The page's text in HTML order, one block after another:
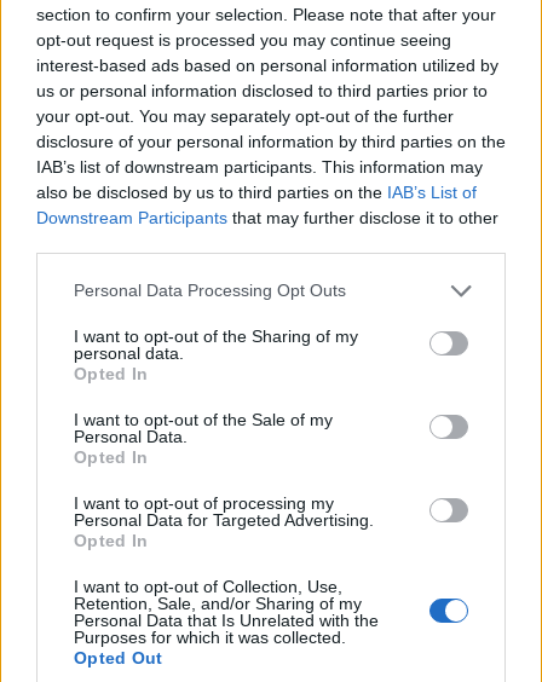
section to confirm your selection. Please note that after your
opt-out request is processed you may continue seeing
interest-based ads based on personal information utilized by
us or personal information disclosed to third parties prior to
your opt-out. You may separately opt-out of the further
disclosure of your personal information by third parties on the
IAB’s list of downstream participants. This information may
also be disclosed by us to third parties on the IAB’s List of
Downstream Participants that may further disclose it to other
Please note that this website/app uses one or more Google
not limited to your visit or usage behaviour. You may click to
grant or deny consent to Google and its third-party tags to
use your data for below specified purposes in below Google
consent section.
Personal Data Processing Opt Outs
I want to opt-out of the Sharing of my
personal data.
Opted In
I want to opt-out of the Sale of my
Personal Data.
Opted In
I want to opt-out of processing my
Personal Data for Targeted Advertising.
Opted In
I want to opt-out of Collection, Use,
Retention, Sale, and/or Sharing of my
Personal Data that Is Unrelated with the
Purposes for which it was collected.
Opted Out
személyre szabott köszöntést/ biztatást/
gratulációt és hasonló videó-üzeneteket. A
Sztárüzenet.hu-t egy amerikai sikersztori
inspirálta, az alapítója, Nyics Viktor a
Növekedés.hu-nak elárulta, mennyire
működik a képlet hazai környezetben, és
melyik sztárok pörögnek a legjobban.
Honnan jött az ötlet, hogy pont egy ilyen
szolgáltatásra vágynak a magyarok?
fantasztikus térhódítását. Az amerikai
platform jól ismerte fel az igényeket, és
felkínálta a megoldást.